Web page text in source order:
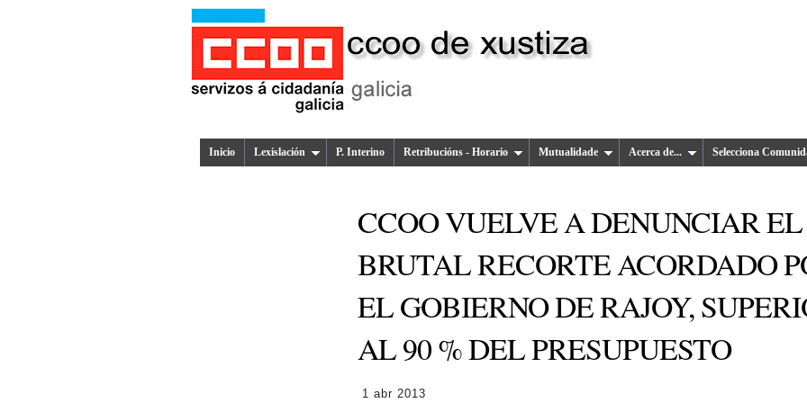
Inicio Lexislación P. Interino Retribucións - Horario Mutualidade Acerca de... Selecciona
CCOO VUELVE A DENUNCIAR EL
BRUTAL RECORTE ACORDADO
EL GOBIERNO DE RAJOY,
AL 90 % DEL PRESUPUESTO
1 abr 2013